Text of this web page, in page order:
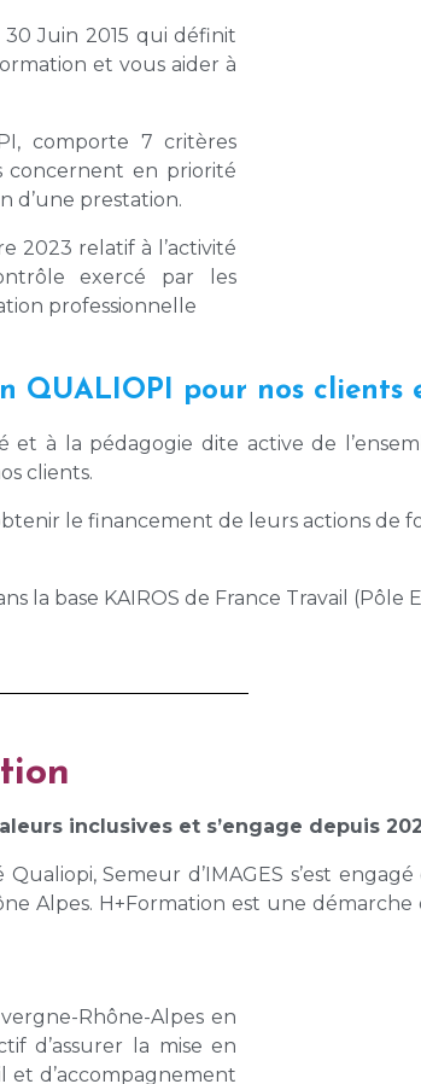
Juin 2015 qui définit
et vous aider à
comporte 7 critères
concernent en priorité
d’une prestation.
2023 relatif à l’activité
exercé par les
professionnelle
QUALIOPI pour nos clients
à la pédagogie dite active de
clients.
le financement de leurs actions
la base KAIROS de France Travail (Pôle
inclusives et s’engage depuis
Semeur d’IMAGES s’est
Alpes. H+Formation est une
Rhône-Alpes en
d’assurer la mise en
et d’accompagnement